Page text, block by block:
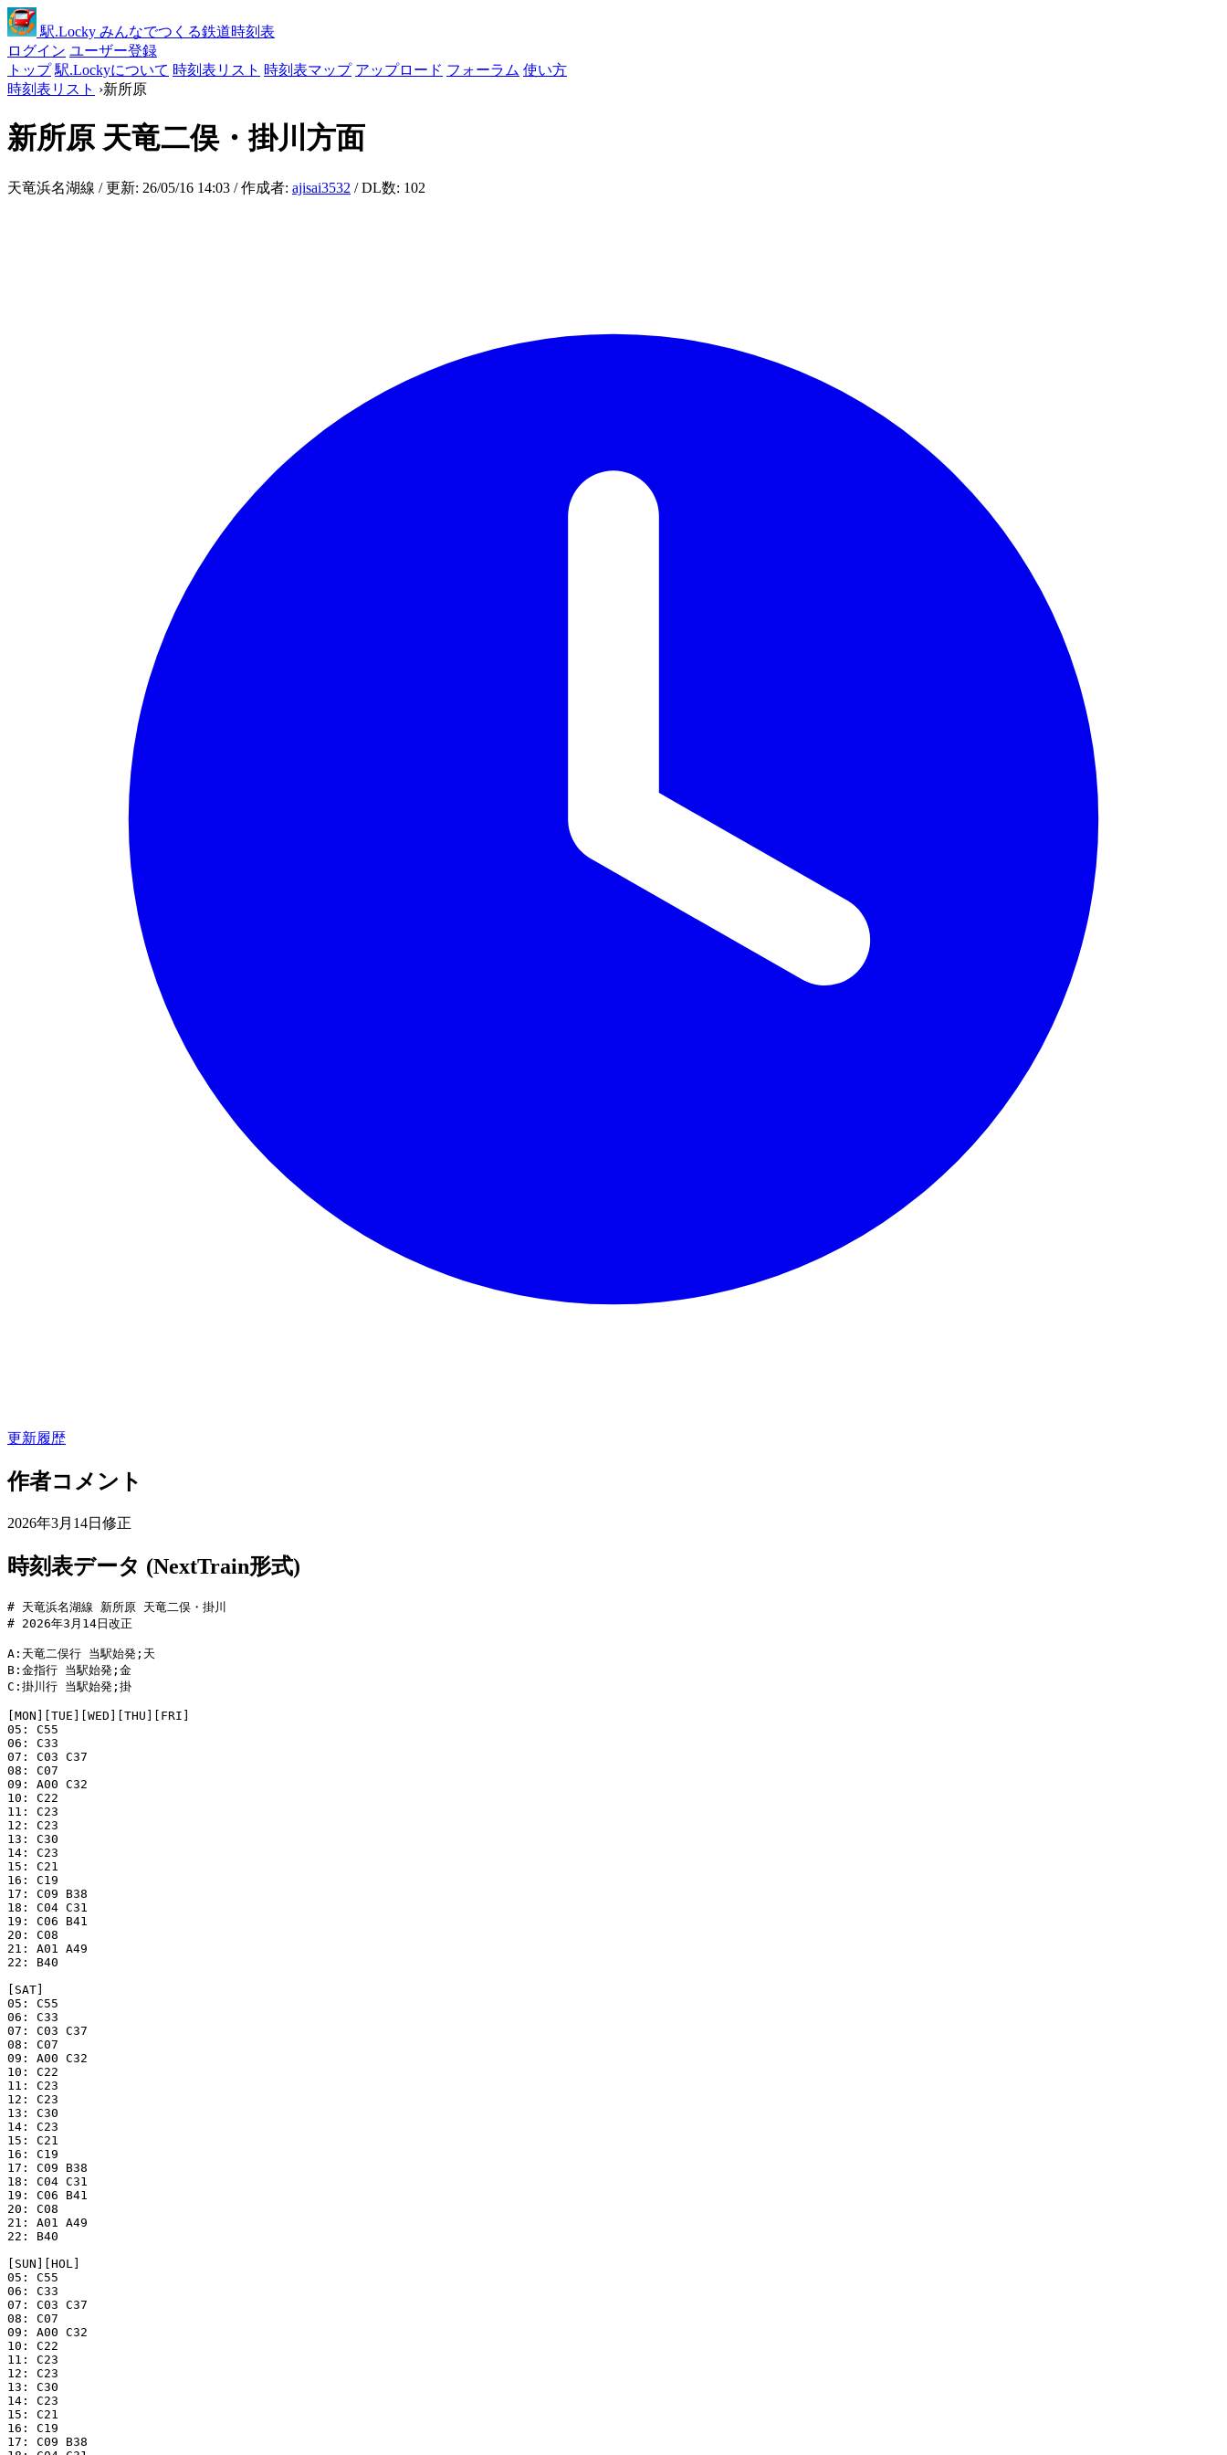
駅.Locky みんなでつくる鉄道時刻表
ログイン ユーザー登録
トップ 駅.Lockyについて 時刻表リスト 時刻表マップ アップロード フォーラム 使い方
時刻表リスト ›新所原
新所原 天竜二俣・掛川方面
天竜浜名湖線 / 更新: 26/05/16 14:03 / 作成者: ajisai3532 / DL数: 102
更新履歴
作者コメント
2026年3月14日修正
時刻表データ (NextTrain形式)
# 天竜浜名湖線 新所原 天竜二俣・掛川
# 2026年3月14日改正
A:天竜二俣行 当駅始発;天
B:金指行 当駅始発;金
C:掛川行 当駅始発;掛
[MON][TUE][WED][THU][FRI]
05: C55
06: C33
07: C03 C37
08: C07
09: A00 C32
10: C22
11: C23
12: C23
13: C30
14: C23
15: C21
16: C19
17: C09 B38
18: C04 C31
19: C06 B41
20: C08
21: A01 A49
22: B40
[SAT]
05: C55
06: C33
07: C03 C37
08: C07
09: A00 C32
10: C22
11: C23
12: C23
13: C30
14: C23
15: C21
16: C19
17: C09 B38
18: C04 C31
19: C06 B41
20: C08
21: A01 A49
22: B40
[SUN][HOL]
05: C55
06: C33
07: C03 C37
08: C07
09: A00 C32
10: C22
11: C23
12: C23
13: C30
14: C23
15: C21
16: C19
17: C09 B38